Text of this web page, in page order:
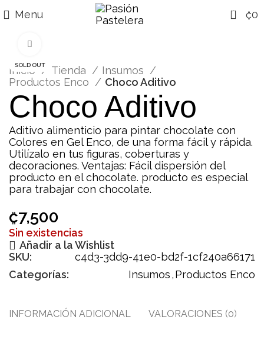
Menu 0 ₡0
SOLD OUT
Inicio Tienda
Insumos
Productos Enco
Choco Aditivo
Choco Aditivo
Aditivo alimenticio para pintar chocolate con
Colores en Gel Enco, de una forma fácil y rápida.
Utilízalo en tus figuras, coberturas y
decoraciones. Ventajas: Fácil dispersión del
producto en el chocolate. producto es especial
para trabajar con chocolate.
₡7,500
Sin existencias
Añadir a la Wishlist
SKU:
c4d3-3dd9-41e0-bd2f-1cf240a66171
Categorías:
Insumos,Productos Enco
INFORMACIÓN ADICIONAL VALORACIONES (0)